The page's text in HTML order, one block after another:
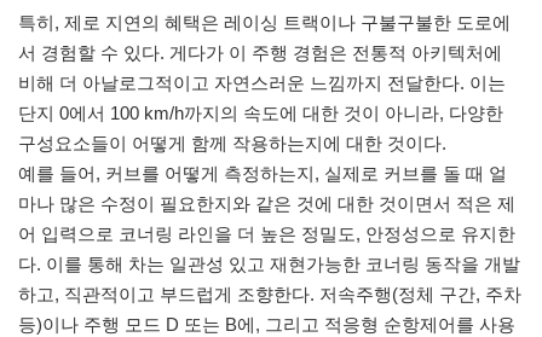
특히, 제로 지연의 혜택은 레이싱 트랙이나 구불구불한 도로에
서 경험할 수 있다. 게다가 이 주행 경험은 전통적 아키텍처에
비해 더 아날로그적이고 자연스러운 느낌까지 전달한다. 이는
단지 0에서 100 km/h까지의 속도에 대한 것이 아니라, 다양한
구성요소들이 어떻게 함께 작용하는지에 대한 것이다.
예를 들어, 커브를 어떻게 측정하는지, 실제로 커브를 돌 때 얼
마나 많은 수정이 필요한지와 같은 것에 대한 것이면서 적은 제
어 입력으로 코너링 라인을 더 높은 정밀도, 안정성으로 유지한
다. 이를 통해 차는 일관성 있고 재현가능한 코너링 동작을 개발
하고, 직관적이고 부드럽게 조향한다. 저속주행(정체 구간, 주차
등)이나 주행 모드 D 또는 B에, 그리고 적응형 순항제어를 사용